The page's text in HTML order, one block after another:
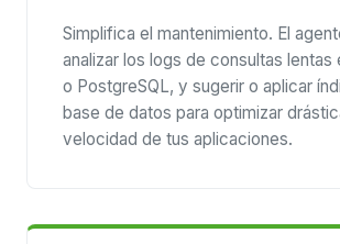
Simplifica el mantenimiento. El
analizar los logs de consultas lentas
o PostgreSQL, y sugerir o aplicar
base de datos para optimizar
velocidad de tus aplicaciones.